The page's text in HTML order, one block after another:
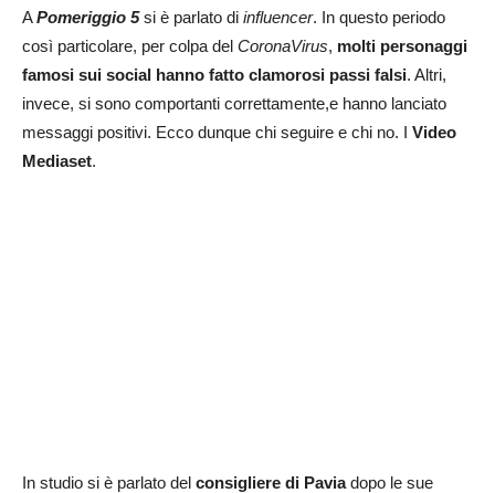
APomeriggio 5si è parlato di influencer. In questo periodo
così particolare, per colpa del CoronaVirus, molti personaggi
famosi sui social hanno fatto clamorosi passi falsi. Altri,
invece, si sono comportanti correttamente,e hanno lanciato
messaggi positivi. Ecco dunque chi seguire e chi no. I Video
Mediaset.
In studio si è parlato del consigliere di Paviadopo le sue